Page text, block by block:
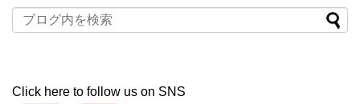
Click here to follow us on SNS